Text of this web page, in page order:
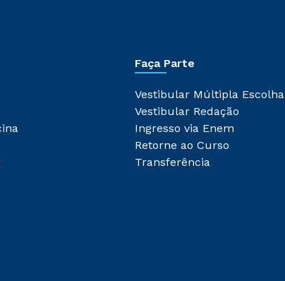
Faça Parte
Vestibular Múltipla Escolha
Vestibular Redação
Ingresso via Enem
Retorne ao Curso
Transferência